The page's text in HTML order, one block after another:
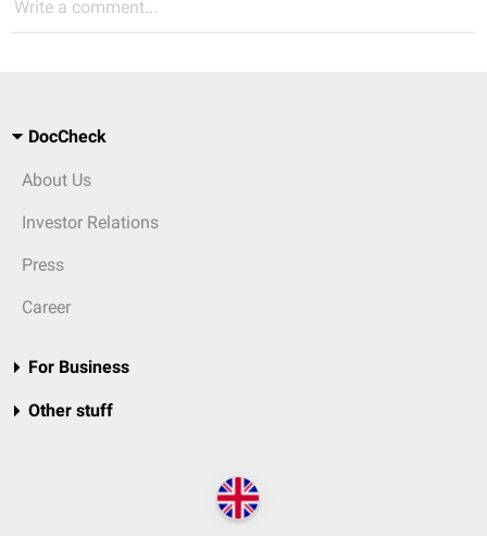
Write a comment...
DocCheck
About Us
Investor Relations
Press
Career
For Business
Other stuff